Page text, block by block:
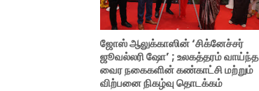
ஜோஸ் ஆலுக்காஸின் ‘சிக்னேச்சர்
ஜூவல்லரி ஷோ’ ; உலகத்தரம் வாய்ந்த
வைர நகைகளின் கண்காட்சி மற்றும்
விற்பனை நிகழ்வு தொடக்கம்